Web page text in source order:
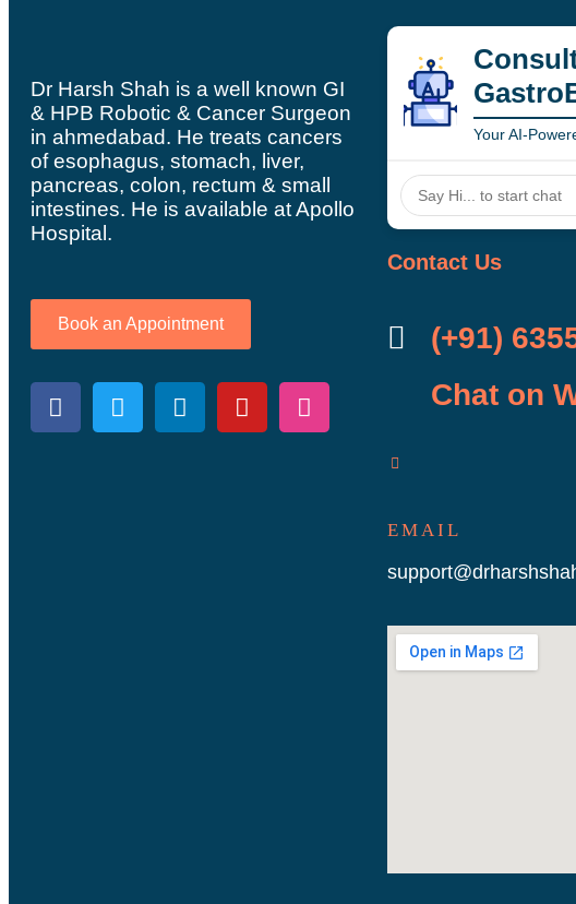
Dr Harsh Shah is a well known GI
& HPB Robotic & Cancer Surgeon
in ahmedabad. He treats cancers
of esophagus, stomach, liver,
pancreas, colon, rectum & small
intestines. He is available at Apollo
Hospital.
Book an Appointment
Your AI-
Contact Us
(+91)
Chat on
EMAIL